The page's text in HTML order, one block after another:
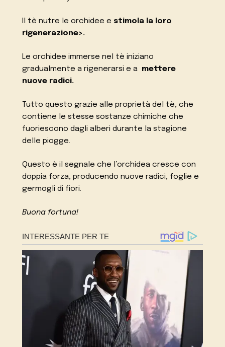
Il tè nutre le orchidee e stimola la loro
rigenerazione>.
Le orchidee immerse nel tè iniziano
gradualmente a rigenerarsi e a mettere
nuove radici.
Tutto questo grazie alle proprietà del tè, che
contiene le stesse sostanze chimiche che
fuoriescono dagli alberi durante la stagione
delle piogge.
Questo è il segnale che l’orchidea cresce con
doppia forza, producendo nuove radici, foglie e
germogli di fiori.
Buona fortuna!